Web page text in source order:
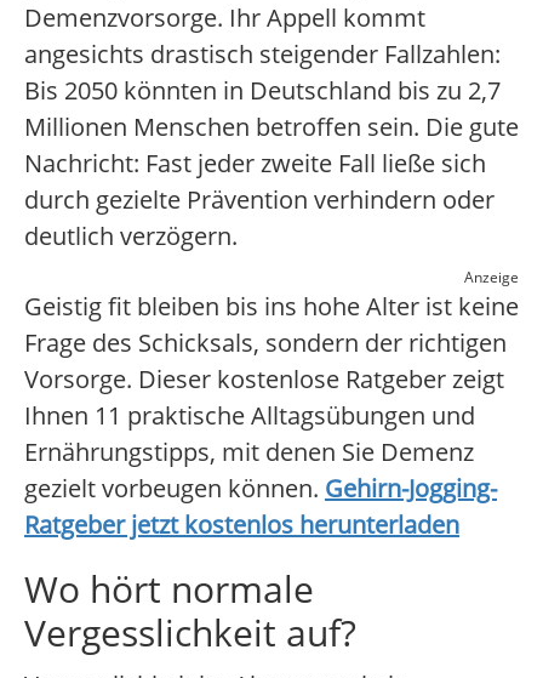
Demenzvorsorge. Ihr Appell kommt
angesichts drastisch steigender Fallzahlen:
Bis 2050 könnten in Deutschland bis zu 2,7
Millionen Menschen betroffen sein. Die gute
Nachricht: Fast jeder zweite Fall ließe sich
durch gezielte Prävention verhindern oder
deutlich verzögern.
Anzeige
Geistig fit bleiben bis ins hohe Alter ist keine
Frage des Schicksals, sondern der richtigen
Vorsorge. Dieser kostenlose Ratgeber zeigt
Ihnen 11 praktische Alltagsübungen und
Ernährungstipps, mit denen Sie Demenz
gezielt vorbeugen können. Gehirn-Jogging-
Ratgeber jetzt kostenlos herunterladen
Wo hört normale
Vergesslichkeit auf?